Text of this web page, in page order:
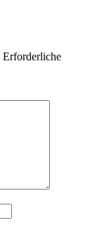
Erforderliche